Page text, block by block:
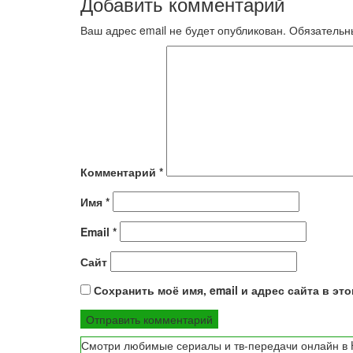
записям
Ваш адрес email не будет опубликован.
Комментарий *
Имя *
Email *
Сайт
Сохранить моё имя, email и адрес сайта в
Смотри любимые сериалы и тв-передачи онлайн в